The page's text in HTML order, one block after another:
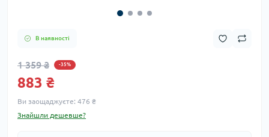
В наявності
1 359 ₴ -35%
883 ₴
Ви заощаджуєте: 476 ₴
Знайшли дешевше?